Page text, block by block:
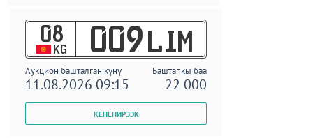
08
KG 009 LIM
Аукцион башталган күнү Баштапкы баа
11.08.2026 09:15 22 000